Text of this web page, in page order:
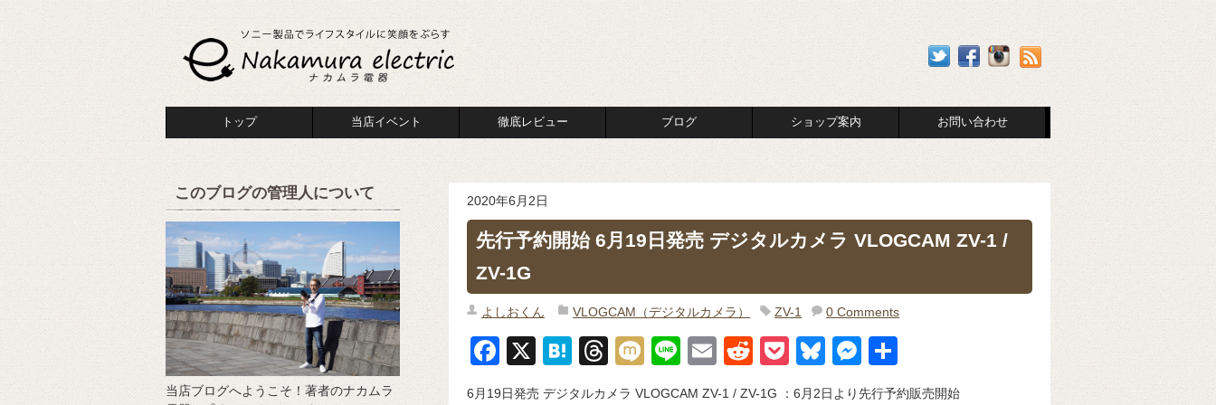
トップ 当店イベント 徹底レビュー ブログ ショップ案内 お問い合わせ
2020年6月2日
先行予約開始 6月19日発売 デジタルカメラ VLOGCAM ZV-1 /
ZV-1G
よしおくん VLOGCAM（デジタルカメラ） ZV-1 0 Comments
F
a
X
H
at
T
M
Li
E
R
P
o
Bl
u
M
e
有
6月19日発売 デジタルカメラ VLOGCAM ZV-1 / ZV-1G ：6月2日より先行予約販売開始
このブログの管理人について
当店ブログへようこそ！著者のナカムラ